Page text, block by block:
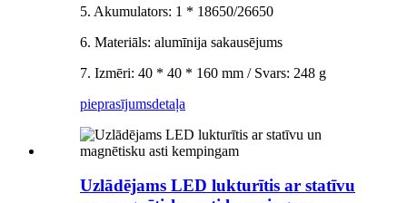
5. Akumulators: 1 * 18650/26650
6. Materiāls: alumīnija sakausējums
7. Izmēri: 40 * 40 * 160 mm / Svars: 248 g
pieprasījumsdetaļa
Uzlādējams LED lukturītis ar statīvu